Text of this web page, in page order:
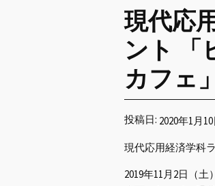
現代応
ント
カフェ
投稿日: 2020年1月10
現代応用経済学科
2019年11月2日（